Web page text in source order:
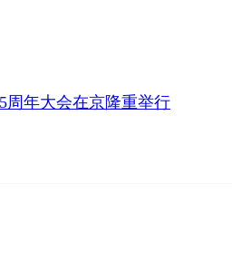
周年大会在京隆重举行